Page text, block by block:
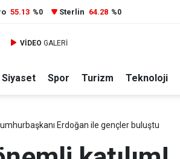
55.13 %0 Sterlin 64.28 %0
VİDEO GALERİ
Siyaset Spor Turizm Teknoloji
Erdoğan ile gençler buluştu